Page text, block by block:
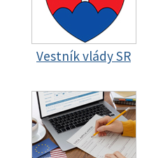
Vestník vlády SR